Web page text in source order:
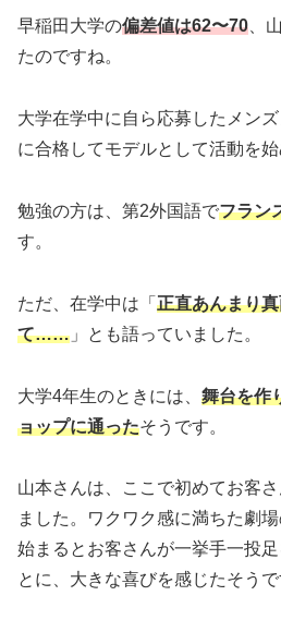
早稲田大学の偏差値は62〜70、
たのですね。
大学在学中に自ら応募したメン
に合格してモデルとして活動を始
勉強の方は、第2外国語でフラン
す。
ただ、在学中は「 正直あんまり
て…… 」とも語っていました。
大学4年生のときには、 舞台を作
ョップに通ったそうです。
山本さんは、ここで初めてお客
ました。ワクワク感に満ちた劇
始まるとお客さんが一挙手一投
とに、大きな喜びを感じたそうで